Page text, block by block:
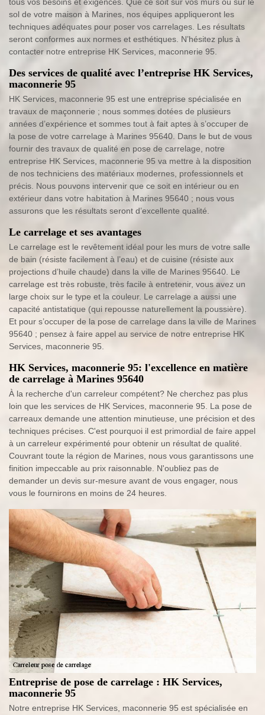
tous vos besoins et exigences. Que ce soit sur vos murs ou sur le
sol de votre maison à Marines, nos équipes appliqueront les
techniques adéquates pour poser vos carrelages. Les résultats
seront conformes aux normes et esthétiques. N’hésitez plus à
contacter notre entreprise HK Services, maconnerie 95.
Des services de qualité avec l’entreprise HK Services,
maconnerie 95
HK Services, maconnerie 95 est une entreprise spécialisée en
travaux de maçonnerie ; nous sommes dotées de plusieurs
années d’expérience et sommes tout à fait aptes à s’occuper de
la pose de votre carrelage à Marines 95640. Dans le but de vous
fournir des travaux de qualité en pose de carrelage, notre
entreprise HK Services, maconnerie 95 va mettre à la disposition
de nos techniciens des matériaux modernes, professionnels et
précis. Nous pouvons intervenir que ce soit en intérieur ou en
extérieur dans votre habitation à Marines 95640 ; nous vous
assurons que les résultats seront d’excellente qualité.
Le carrelage et ses avantages
Le carrelage est le revêtement idéal pour les murs de votre salle
de bain (résiste facilement à l’eau) et de cuisine (résiste aux
projections d’huile chaude) dans la ville de Marines 95640. Le
carrelage est très robuste, très facile à entretenir, vous avez un
large choix sur le type et la couleur. Le carrelage a aussi une
capacité antistatique (qui repousse naturellement la poussière).
Et pour s’occuper de la pose de carrelage dans la ville de Marines
95640 ; pensez à faire appel au service de notre entreprise HK
Services, maconnerie 95.
HK Services, maconnerie 95: l'excellence en matière
de carrelage à Marines 95640
À la recherche d'un carreleur compétent? Ne cherchez pas plus
loin que les services de HK Services, maconnerie 95. La pose de
carreaux demande une attention minutieuse, une précision et des
techniques précises. C'est pourquoi il est primordial de faire appel
à un carreleur expérimenté pour obtenir un résultat de qualité.
Couvrant toute la région de Marines, nous vous garantissons une
finition impeccable au prix raisonnable. N'oubliez pas de
demander un devis sur-mesure avant de vous engager, nous
vous le fournirons en moins de 24 heures.
Entreprise de pose de carrelage : HK Services,
maconnerie 95
Notre entreprise HK Services, maconnerie 95 est spécialisée en